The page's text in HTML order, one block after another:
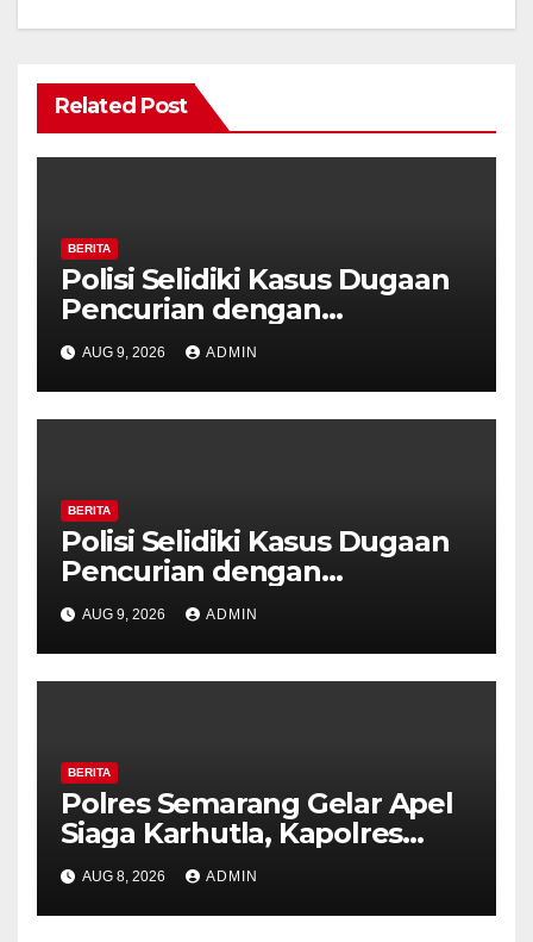
Related Post
BERITA
Polisi Selidiki Kasus Dugaan
Pencurian dengan
Kekerasan di Counter HP
Royal Phone Ambarawa.
AUG 9, 2026 ADMIN
BERITA
Polisi Selidiki Kasus Dugaan
Pencurian dengan
Kekerasan di Counter HP
Royal Phone Ambarawa.
AUG 9, 2026 ADMIN
BERITA
Polres Semarang Gelar Apel
Siaga Karhutla, Kapolres
Tekankan Sinergi dan
Kesiapsiagaan Hadapi Musim
Kemarau.
AUG 8, 2026 ADMIN